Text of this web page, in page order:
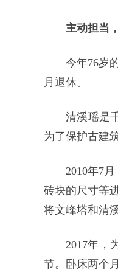
主动担当
今年76岁
月退休。
清溪瑶是
为了保护古建
2010年7
砖块的尺寸等
将文峰塔和清
2017年，
节。卧床两个